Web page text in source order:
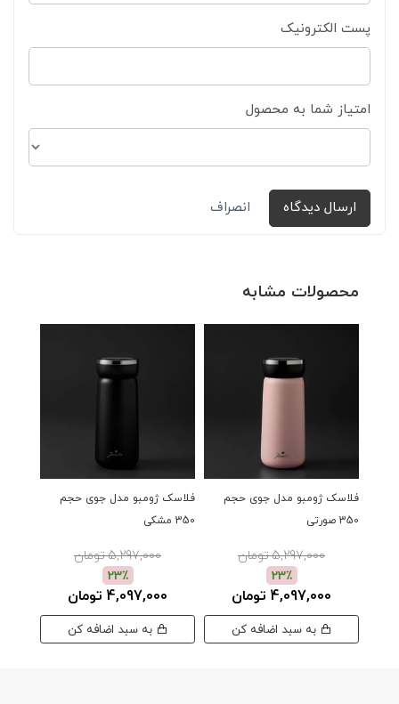
پست الکترونیک
امتیاز شما به محصول
ارسال دیدگاه انصراف
محصولات مشابه
فلاسک ژومبو مدل جوی حجم
350 صورتی
5,297,000 تومان
23٪
4,097,000 تومان
فلاسک ژومبو مدل جوی حجم
350 مشکی
5,297,000 تومان
23٪
4,097,000 تومان